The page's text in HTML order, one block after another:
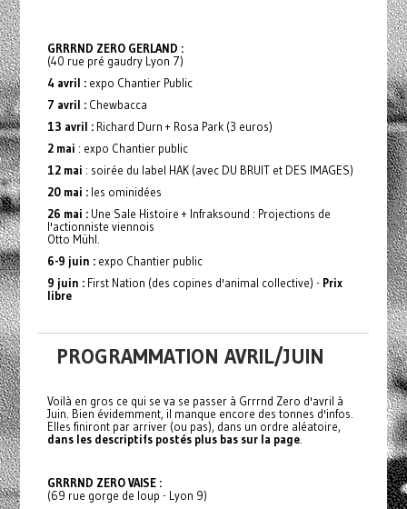
GRRRND ZERO GERLAND :
(40 rue pré gaudry Lyon 7)
4 avril :expo Chantier Public
7 avril :Chewbacca
13 avril :Richard Durn + Rosa Park (3 euros)
2 mai : expo Chantier public
12 mai : soirée du label HAK (avec DU BRUIT et DES IMAGES)
20 mai :les ominidées
26 mai :Une Sale Histoire + Infraksound : Projections de
l'actionniste viennois
Otto Mühl.
6-9 juin :expo Chantier public
9 juin :First Nation (des copines d'animal collective) - Prix
libre
PROGRAMMATION AVRIL/JUIN
Voilà en gros ce qui se va se passer à Grrrnd Zero d'avril à
Juin. Bien évidemment, il manque encore des tonnes d'infos.
Elles finiront par arriver (ou pas), dans un ordre aléatoire,
dans les descriptifs postés plus bas sur la page.
GRRRND ZERO VAISE :
(69 rue gorge de loup - Lyon 9)